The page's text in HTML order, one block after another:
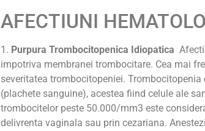
AFECTIUNI
1. Purpura Trombocitopenica Idiopatica
impotriva membranei trombocitare. Cea mai
severitatea trombocitopeniei.
(plachete sanguine), acestea fiind celule ale
trombocitelor peste 50.000/mm3 este
delivrenta vaginala sau prin cezariana.